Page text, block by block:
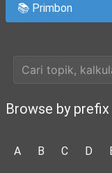
📚 Primbon
Browse by prefix
A B C D